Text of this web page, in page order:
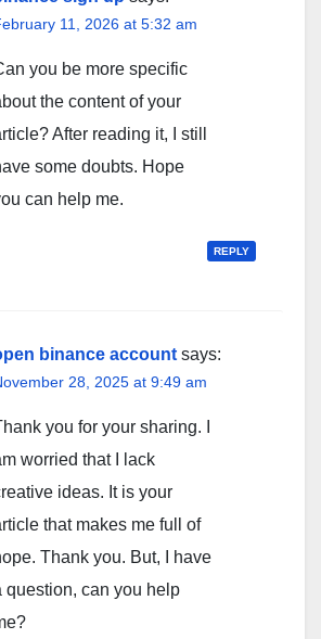
11, 2026 at 5:32 am
you be more specific
the content of your
After reading it, I still
some doubts. Hope
can help me.
REPLY
binance account says:
28, 2025 at 9:49 am
you for your sharing. I
worried that I lack
ideas. It is your
that makes me full of
Thank you. But, I have
question, can you help